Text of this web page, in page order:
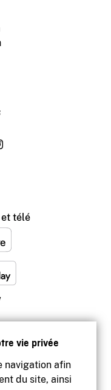
vie privée
navigation afin
du site, ainsi
et télé